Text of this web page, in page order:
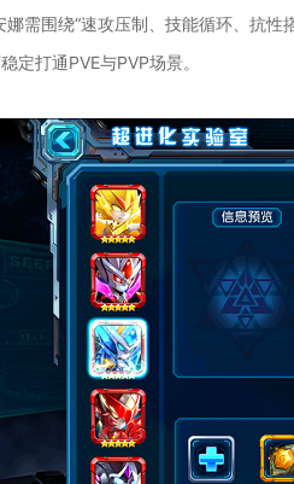
需围绕“速攻压制、技能循环、抗
定打通PVE与PVP场景。